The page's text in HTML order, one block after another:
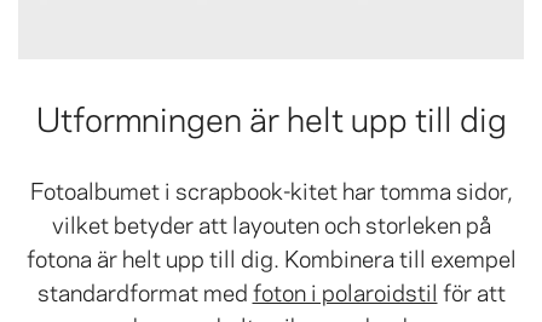
Utformningen är helt upp till dig
Fotoalbumet i scrapbook-kitet har tomma sidor,
vilket betyder att layouten och storleken på
fotona är helt upp till dig. Kombinera till exempel
standardformat medfoton i polaroidstil för att